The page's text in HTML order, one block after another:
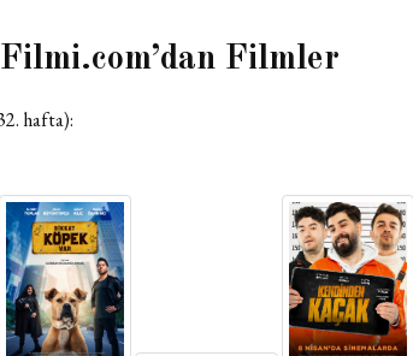
Filmler
hafta):